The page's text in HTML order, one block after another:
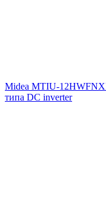
Midea MTIU-
типа DC inverter